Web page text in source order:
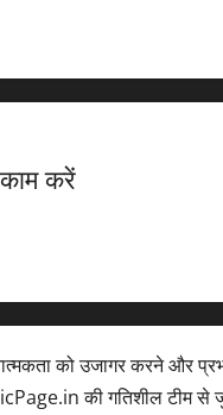
करें
को उजागर करने और
की गतिशील टीम से